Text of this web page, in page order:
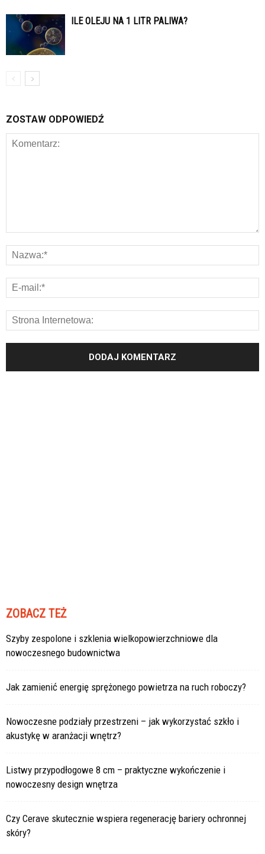
ILE OLEJU NA 1 LITR PALIWA?
ZOSTAW ODPOWIEDŹ
ZOBACZ TEŻ
Szyby zespolone i szklenia wielkopowierzchniowe dla
nowoczesnego budownictwa
Jak zamienić energię sprężonego powietrza na ruch roboczy?
Nowoczesne podziały przestrzeni – jak wykorzystać szkło i
akustykę w aranżacji wnętrz?
Listwy przypodłogowe 8 cm – praktyczne wykończenie i
nowoczesny design wnętrza
Czy Cerave skutecznie wspiera regenerację bariery ochronnej
skóry?